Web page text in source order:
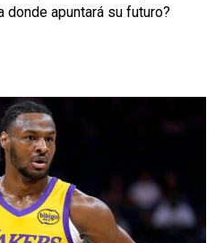
donde apuntará su futuro?